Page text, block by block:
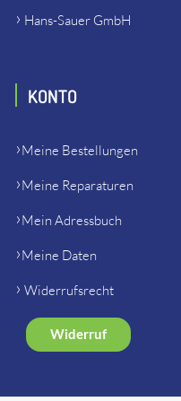
Hans-Sauer GmbH
KONTO
Meine Bestellungen
Meine Reparaturen
Mein Adressbuch
Meine Daten
Widerrufsrecht
Widerruf